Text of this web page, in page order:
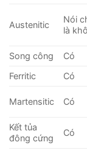
Austenitic
Nói
là
Song công
Có
Ferritic
Có
Martensitic Có
Kết tủa
đông cứng
Có